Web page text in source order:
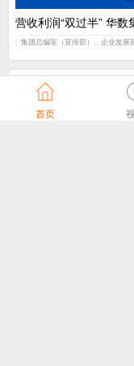
营收利润“双过半” 华
集团总编室（宣传部）、企业发展
首页